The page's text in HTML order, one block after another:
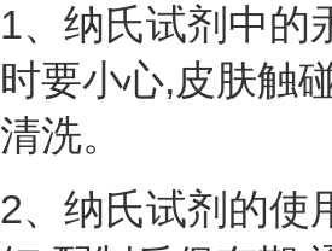
1、纳氏试剂中的
时要小心,皮肤触
清洗。
2、纳氏试剂的使